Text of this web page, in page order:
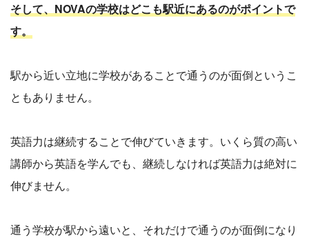
そして、NOVAの学校はどこも駅近にあるのがポイントで
す。
駅から近い立地に学校があることで通うのが面倒というこ
ともありません。
英語力は継続することで伸びていきます。いくら質の高い
講師から英語を学んでも、継続しなければ英語力は絶対に
伸びません。
通う学校が駅から遠いと、それだけで通うのが面倒になり